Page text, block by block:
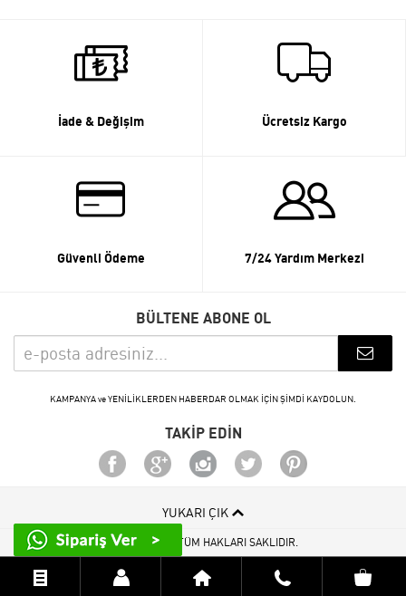
İade & Değişim Ücretsiz Kargo
Güvenli Ödeme 7/24 Yardım Merkezi
BÜLTENE ABONE OL
KAMPANYA ve YENİLİKLERDEN HABERDAR OLMAK İÇİN ŞİMDİ KAYDOLUN.
TAKİP EDİN
YUKARI ÇIK
© 2015 - 2026 TÜM HAKLARI SAKLIDIR.